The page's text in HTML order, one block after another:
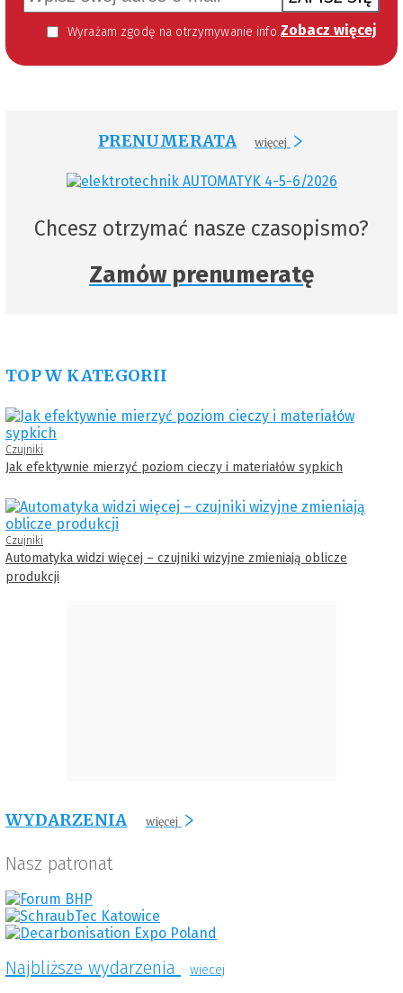
Wyrażam zgodę na otrzymywanie informacji handlowej kierowanej do mnie za pomocą środków komunikacji elektronicznej w szczególności poczty elektronicznej zgodnie z przepisem art. 10 ust 2 ustawy z dnia 18 lipca 2002 roku o świadczeniu usług drogą elektroniczną (Dz. U. 144 z 2002 r. poz. 1204). Zgoda jest dobrowolna, jednak jej wyrażenie jest konieczne, aby otrzymywać newsletter. Zobacz więcej
PRENUMERATA więcej
Chcesz otrzymać nasze czasopismo?
Zamów prenumeratę
TOP W KATEGORII
Czujniki
Jak efektywnie mierzyć poziom cieczy i materiałów sypkich
Czujniki
Automatyka widzi więcej – czujniki wizyjne zmieniają oblicze
produkcji
WYDARZENIA więcej
Nasz patronat
Najbliższe wydarzenia wiecej